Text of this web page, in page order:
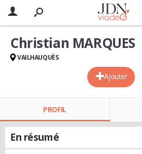
Ajouter
Christian MARQUES
VAILHAUQUÈS
PROFIL
En résumé